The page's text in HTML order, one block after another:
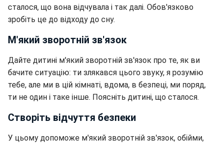
сталося, що вона відчувала і так далі. Обов'язково
зробіть це до відходу до сну.
М'який зворотній зв'язок
Дайте дитині м'який зворотній зв'язок про те, як ви
бачите ситуацію: ти злякався цього звуку, я розумію
тебе, але ми в цій кімнаті, вдома, в безпеці, ми поряд,
ти не один і таке інше. Поясніть дитині, що сталося.
Створіть відчуття безпеки
У цьому допоможе м'який зворотній зв'язок, обійми,